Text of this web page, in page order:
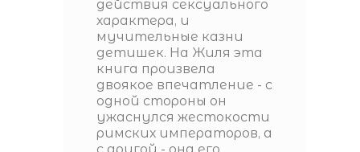
действия сексуального
характера, и
мучительные казни
детишек. На Жиля эта
книга произвела
двоякое впечатление - с
одной стороны он
ужаснулся жестокости
римских императоров, а